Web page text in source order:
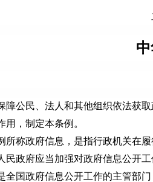
公民、法人和其他组织依法获取
，制定本条例。
称政府信息，是指行政机关在履
政府应当加强对政府信息公开工
国政府信息公开工作的主管部门